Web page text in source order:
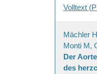
Volltext
Mächler
Monti M,
Der
des